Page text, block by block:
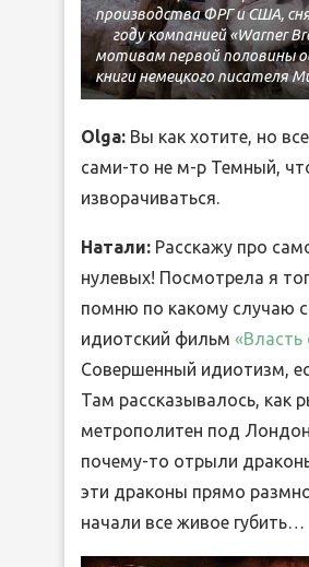
производства ФРГ и США,
году компанией «Warner
мотивам первой половины
книги немецкого писателя
Olga: Вы как хотите, но
сами-то не м-р Темный,
изворачиваться.
Натали: Расскажу про
нулевых! Посмотрела я
помню по какому случаю
идиотский фильм «Власть
Совершенный идиотизм,
Там рассказывалось, как
метрополитен под
почему-то отрыли
эти драконы прямо
начали все живое губить…